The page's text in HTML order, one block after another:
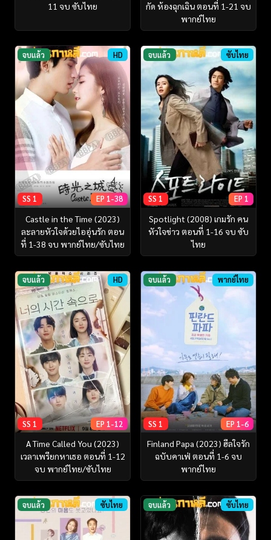
11 จบ ซับไทย
กัด ห้องฉุกเฉิน ตอนที่ 1-21 จบ
พากย์ไทย
จบแล้ว HD
SS 1 EP 1-38
Castle in the Time (2023)
ละลายหัวใจด้วยไออุ่นรัก ตอน
ที่ 1-38 จบ พากย์ไทย/ซับไทย
จบแล้ว ซับไทย
SS 1 EP 1
Spotlight (2008) เกมรัก คน
หัวใจข่าว ตอนที่ 1-16 จบ ซับ
ไทย
จบแล้ว HD
SS 1 EP 1-12
A Time Called You (2023)
เวลาเพรียกหาเธอ ตอนที่ 1-12
จบ พากย์ไทย/ซับไทย
จบแล้ว พากย์ไทย
SS 1 EP 1-6
Finland Papa (2023) ฮีลใจรัก
ฉบับคาเฟ่ ตอนที่ 1-6 จบ
พากย์ไทย
จบแล้ว ซับไทย จบแล้ว ซับไทย